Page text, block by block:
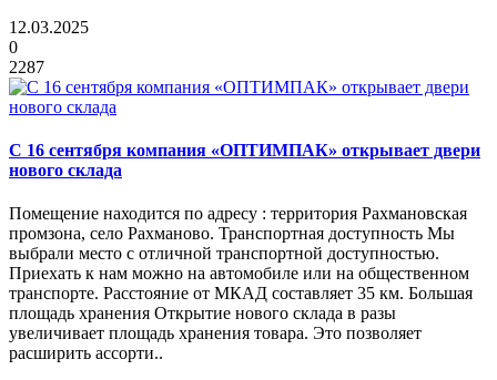
12.03.2025
0
2287
С 16 сентября компания «ОПТИМПАК» открывает двери
нового склада
Помещение находится по адресу : территория Рахмановская
промзона, село Рахманово. Транспортная доступность Мы
выбрали место с отличной транспортной доступностью.
Приехать к нам можно на автомобиле или на общественном
транспорте. Расстояние от МКАД составляет 35 км. Большая
площадь хранения Открытие нового склада в разы
увеличивает площадь хранения товара. Это позволяет
расширить ассорти..